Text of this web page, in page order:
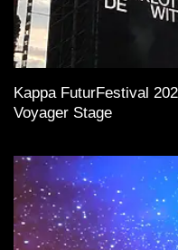
Kappa FuturFestival
Voyager Stage